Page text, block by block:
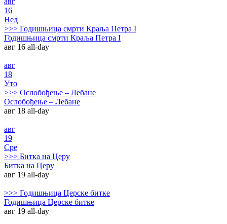
16
Нед
>>> Годишњица смрти Краља Петра I
Годишњица смрти Краља Петра I
авг 16 all-day
авг
18
Уто
>>> Ослобођење – Лебане
Ослобођење – Лебане
авг 18 all-day
авг
19
Сре
>>> Битка на Церу
Битка на Церу
авг 19 all-day
>>> Годишњица Церске битке
Годишњица Церске битке
авг 19 all-day